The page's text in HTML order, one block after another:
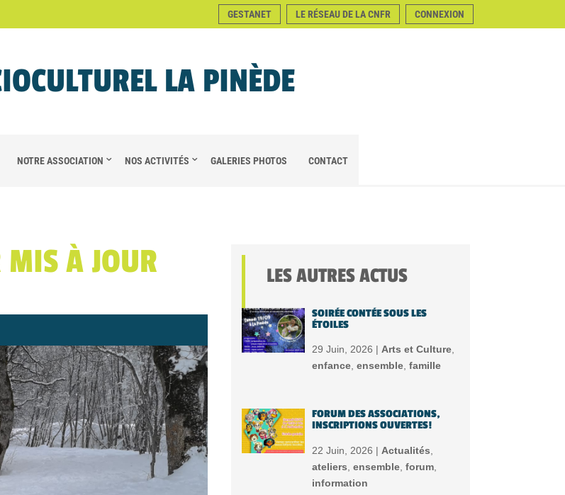
GESTANET LE RÉSEAU DE LA CNFR CONNEXION
LA PINÈDE
NOTRE ASSOCIATION NOS ACTIVITÉS GALERIES PHOTOS CONTACT
MIS À JOUR LES AUTRES ACTUS
SOIRÉE CONTÉE SOUS LES
ÉTOILES
29 Juin, 2026 | Arts et Culture,
enfance, ensemble, famille
FORUM DES ASSOCIATIONS,
INSCRIPTIONS OUVERTES!
22 Juin, 2026 | Actualités
ateliers ensemble, forum,
information